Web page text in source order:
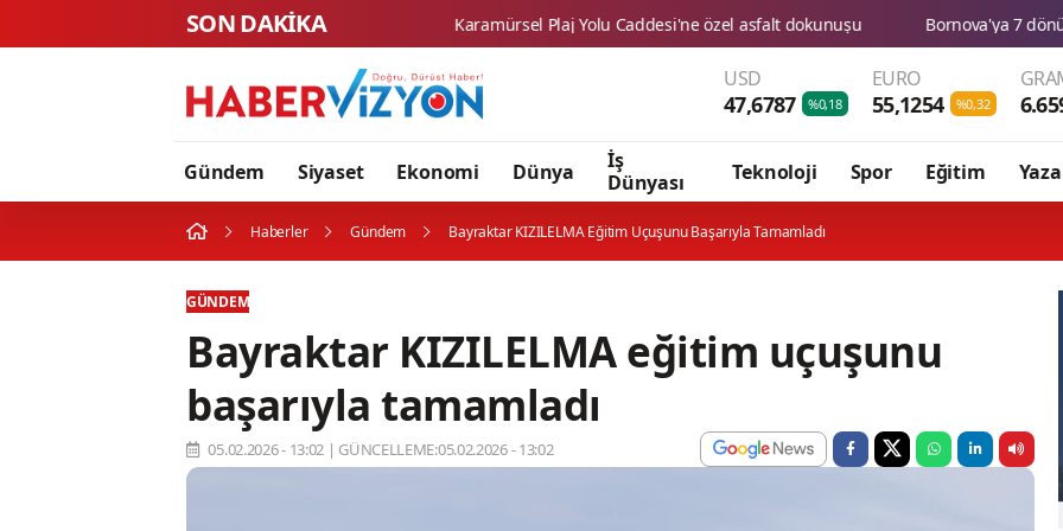
SON DAKİKA
USD
47,6787 %0,18
EURO
55,1254 %0,32
Gündem Siyaset Ekonomi Dünya
İş
Dünyası
Teknoloji Spor Eğitim
Haberler Gündem Bayraktar KIZILELMA Eğitim Uçuşunu Başarıyla Tamamladı
GÜNDEM
Bayraktar KIZILELMA eğitim uçuşunu
başarıyla tamamladı
05.02.2026 - 13:02 | GÜNCELLEME:05.02.2026 - 13:02